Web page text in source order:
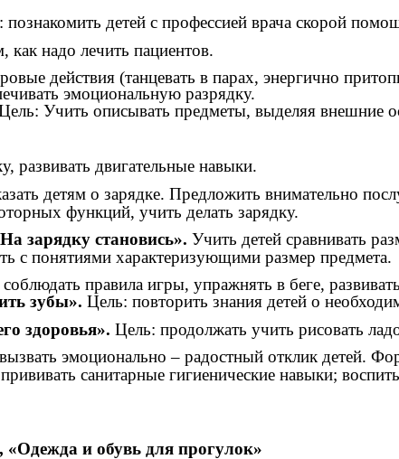
познакомить детей с профессией врача скорой
как надо лечить пациентов.
действия (танцевать в парах, энергично
эмоциональную разрядку.
Учить описывать предметы, выделяя внешние
развивать двигательные навыки.
детям о зарядке. Предложить внимательно
функций, учить делать зарядку.
зарядку становись». Учить детей сравнивать
с понятиями характеризующими размер предмета.
правила игры, упражнять в беге,
зубы». Цель: повторить знания детей о
здоровья». Цель: продолжать учить рисовать
эмоционально – радостный отклик детей.
санитарные гигиенические навыки;
«Одежда и обувь для прогулок»